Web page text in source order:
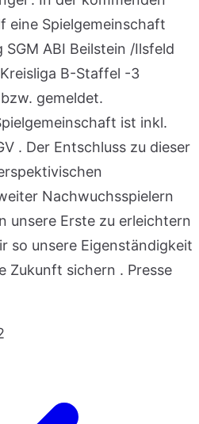
eine Spielgemeinschaft
ABI Beilstein /Ilsfeld
B-Staffel -3
gemeldet.
ist inkl.
. Der Entschluss zu dieser
Nachwuchsspielern
unsere Erste zu erleichtern
so unsere Eigenständigkeit
Zukunft sichern . Presse